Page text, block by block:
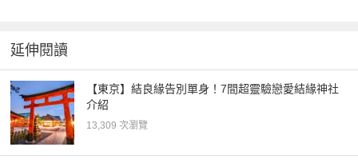
延伸閱讀
【東京】結良緣告別單身！7間超靈驗戀愛結緣神社
介紹
13,309 次瀏覽